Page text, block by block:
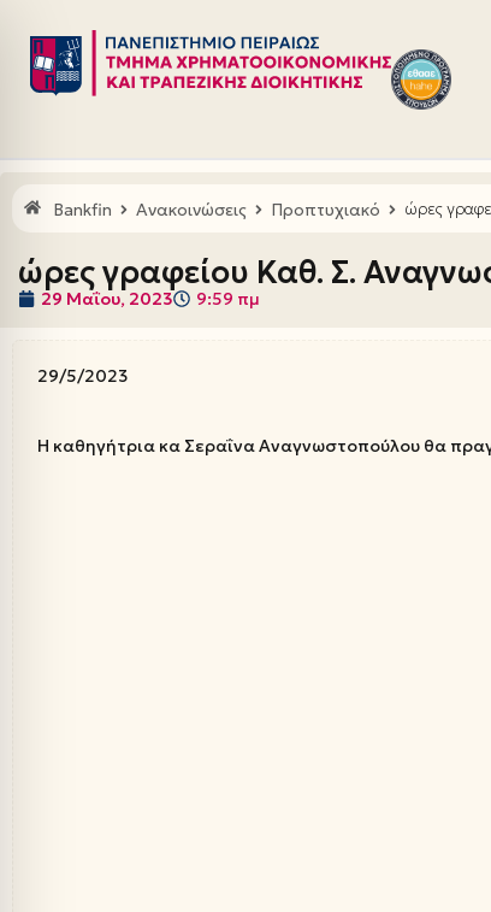
Μεταπηδήστε
στο
Bankfin Ανακοινώσεις Προπτυχιακό ώρες
ώρες γραφείου Καθ. Σ.
29 Μαΐου, 2023 9:59 πμ
29/5/2023
Η καθηγήτρια κα Σεραΐνα Αναγνωστοπούλου θα